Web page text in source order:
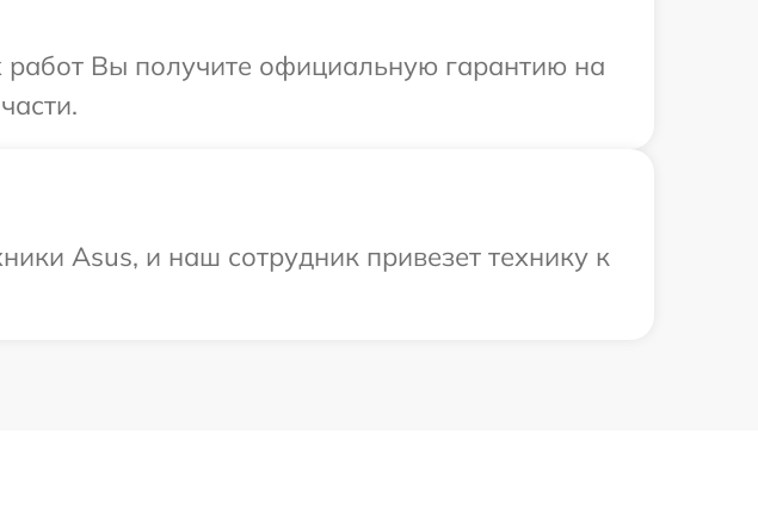
Вы получите официальную гарантию на
Asus, и наш сотрудник привезет технику к